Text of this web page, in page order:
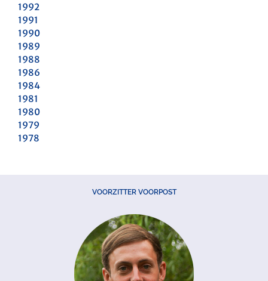
1992
1991
1990
1989
1988
1986
1984
1981
1980
1979
1978
VOORZITTER VOORPOST